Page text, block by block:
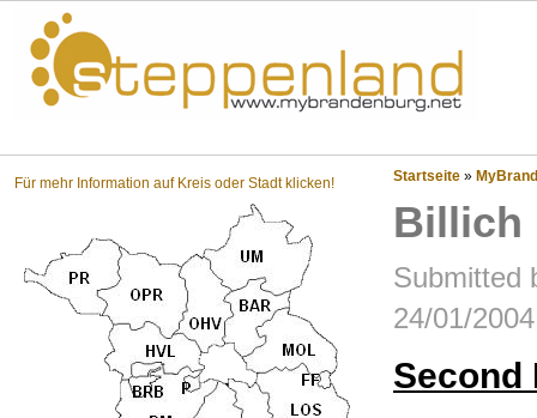
Für mehr Information auf Kreis oder Stadt klicken! Startseite »
Billich
Submitted
24/01/
Second